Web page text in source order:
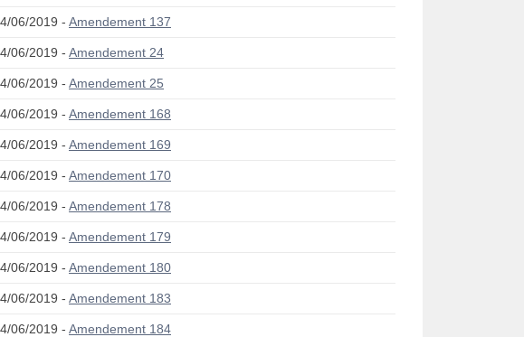
06/2019 - Amendement 137
06/2019 - Amendement 24
06/2019 - Amendement 25
06/2019 - Amendement 168
06/2019 - Amendement 169
06/2019 - Amendement 170
06/2019 - Amendement 178
06/2019 - Amendement 179
06/2019 - Amendement 180
06/2019 - Amendement 183
06/2019 - Amendement 184